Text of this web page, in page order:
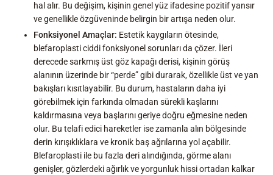
hal alır. Bu değişim, kişinin genel yüz ifadesine pozitif yansır
ve genellikle özgüveninde belirgin bir artışa neden olur.
Fonksiyonel Amaçlar: Estetik kaygıların ötesinde,
blefaroplasti ciddi fonksiyonel sorunları da çözer. İleri
derecede sarkmış üst göz kapağı derisi, kişinin görüş
alanının üzerinde bir “perde” gibi durarak, özellikle üst ve yan
bakışları kısıtlayabilir. Bu durum, hastaların daha iyi
görebilmek için farkında olmadan sürekli kaşlarını
kaldırmasına veya başlarını geriye doğru eğmesine neden
olur. Bu telafi edici hareketler ise zamanla alın bölgesinde
derin kırışıklıklara ve kronik baş ağrılarına yol açabilir.
Blefaroplasti ile bu fazla deri alındığında, görme alanı
genişler, gözlerdeki ağırlık ve yorgunluk hissi ortadan kalkar